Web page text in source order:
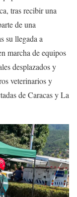
tras recibir una
de una
su llegada a
marcha de equipos
desplazados y
veterinarios y
de Caracas y La